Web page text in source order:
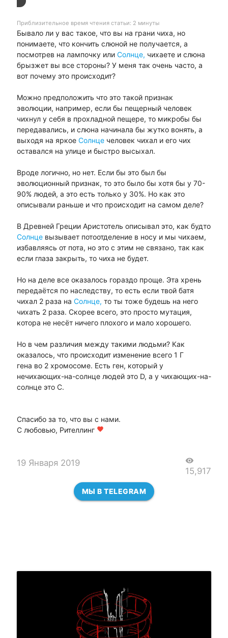
Приблизительное время чтения статьи: 2 минуты
Бывало ли у вас такое, что вы на грани чиха, но
понимаете, что кончить слюной не получается, а
посмотрев на лампочку или Солнце, чихаете и слюна
брызжет вы все стороны? У меня так очень часто, а
вот почему это происходит?
Можно предположить что это такой признак
эволюции, например, если бы пещерный человек
чихнул у себя в прохладной пещере, то микробы бы
передавались, и слюна начинала бы жутко вонять, а
выходя на яркое Солнцечеловек чихал и его чих
оставался на улице и быстро высыхал.
Вроде логично, но нет. Если бы это был бы
эволюционный признак, то это было бы хотя бы у 70-
90% людей, а это есть только у 30%. Но как это
описывали раньше и что происходит на самом деле?
В Древней Греции Аристотель описывал это, как будто
Солнцевызывает потоотделение в носу и мы чихаем,
избавляясь от пота, но это с этим не связано, так как
если глаза закрыть, то чиха не будет.
Но на деле все оказалось гораздо проще. Эта хрень
передаётся по наследству, то есть если твой батя
чихал 2 раза на Солнце, то ты тоже будешь на него
чихать 2 раза. Скорее всего, это просто мутация,
котора не несёт ничего плохого и мало хорошего.
Но в чем различия между такими людьми? Как
оказалось, что происходит изменение всего 1 Г
гена во 2 хромосоме. Есть ген, который у
нечихающих-на-солнце людей это D, а у чихающих-на-
солнце это C.
Спасибо за то, что вы с нами.
С любовью, Рителлинг favorite
19 Января 2019 visibility
15,917
МЫ В TELEGRAM